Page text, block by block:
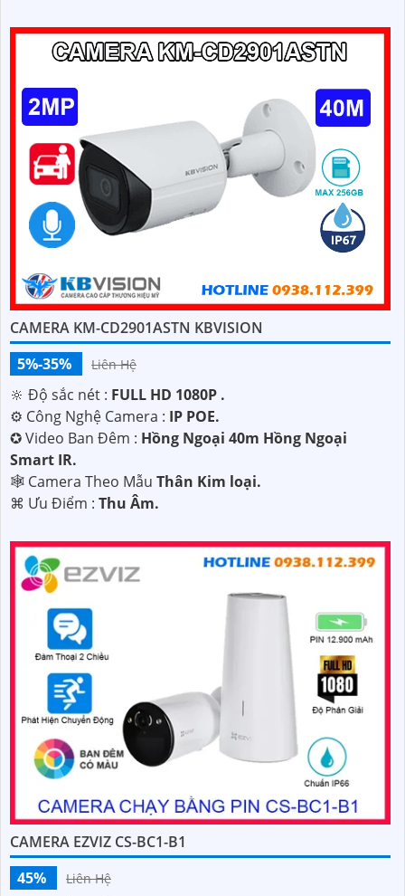
CAMERA KM-CD2901ASTN KBVISION
5%-35%
Liên Hệ
🔆 Độ sắc nét : FULL HD 1080P .
⚙ Công Nghệ Camera : IP POE.
✪ Video Ban Đêm : Hồng Ngoại 40m Hồng Ngoại
Smart IR.
🕸️ Camera Theo Mẫu Thân Kim loại.
️⌘ Ưu Điểm : Thu Âm.
CAMERA EZVIZ CS-BC1-B1
45%
Liên Hệ